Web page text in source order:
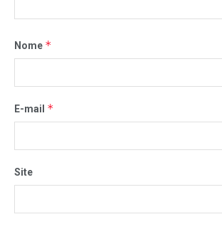
Nome *
E-mail *
Site